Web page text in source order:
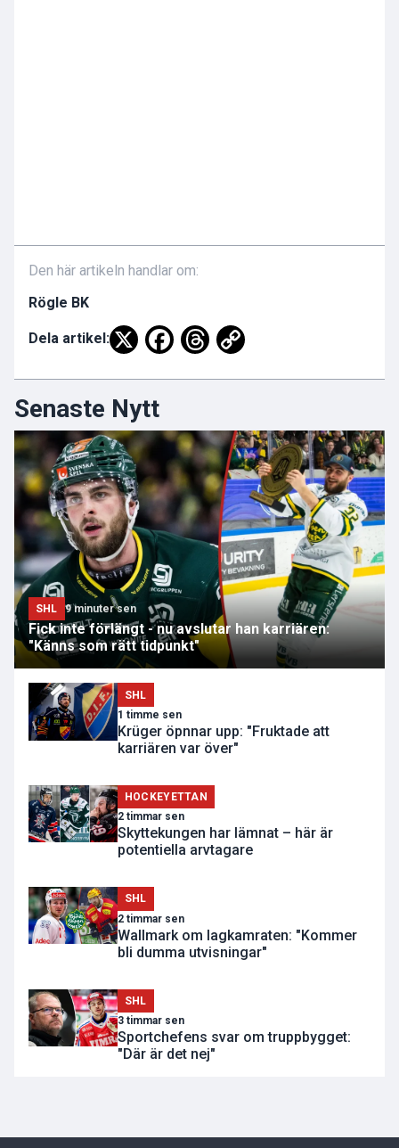
Den här artikeln handlar om:
Rögle BK
Dela artikel:
Senaste Nytt
SHL 9 minuter sen
Fick inte förlängt - nu avslutar han karriären:
"Känns som rätt tidpunkt"
SHL
1 timme sen
Krüger öpnnar upp: "Fruktade att
karriären var över"
HOCKEYETTAN
2 timmar sen
Skyttekungen har lämnat – här är
potentiella arvtagare
SHL
2 timmar sen
Wallmark om lagkamraten: "Kommer
bli dumma utvisningar"
SHL
3 timmar sen
Sportchefens svar om truppbygget:
"Där är det nej"